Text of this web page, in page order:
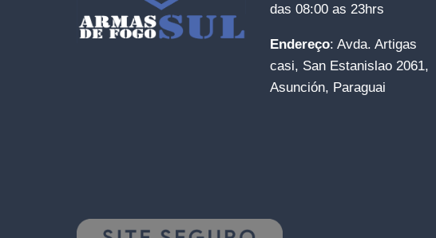
das 08:00 as 23hrs
Endereço: Avda. Artigas
casi, San Estanislao 2061,
Asunción, Paraguai